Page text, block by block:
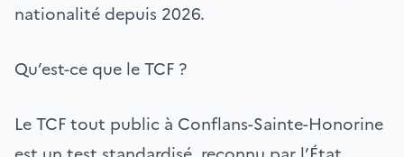
nationalité depuis 2026.
Qu’est-ce que le TCF ?
Le TCF tout public à Conflans-Sainte-Honorine